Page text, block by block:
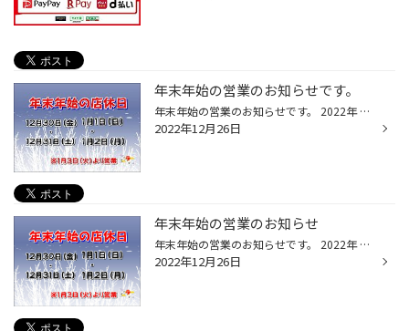
年末年始の営業のお知らせです。
年末年始の営業のお知らせです。 2022年 ・12/28 (水) → 営業 ・12/29 (木) → 営業 ・12/30 (金) → 休業 ・12/31 (土) → 休業 2023年 ・1/1 (日) → 休業 ・1/2 (月) → 休業 ・1/3 (火) → 営業 ※10時開店～18時閉店 ・1/4 (水) → 営業 年内の営業は、29日まで 年明けの営業は、3日から となっており...
2022年12月26日
年末年始の営業のお知らせ
年末年始の営業のお知らせです。 2022年 ・12/28 (水) → 営業 ・12/29 (木) → 営業 ・12/30 (金) → 休業 ・12/31 (土) → 休業 2023年 ・1/1 (日) → 休業 ・1/2 (月) → 休業 ・1/3 (火) → 営業 ※10時開店～18時閉店 ・1/4 (水) → 営業 年内の営業は、29日まで 年明けの営業は、3日から となっており...
2022年12月26日